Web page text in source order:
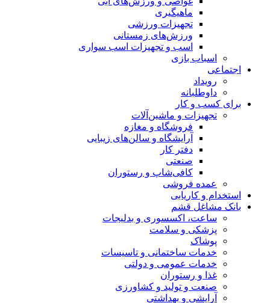
ماهیگیری
تجهیزات ورزشی
ورزش‌های زمستانی
اسب و تجهیزات اسب سواری
اسباب‌ بازی
اجتماعی
رویداد
داوطلبانه
برای کسب و کار
تجهیزات و ماشین‌آلات
فروشگاه و مغازه
آرایشگاه و سالن‌های زیبایی
دفتر کار
صنعتی
کافی‌شاپ و رستوران
عمده فروشی
استخدام و کاریابی
بانک مشاغل قشم
ساعت، اکسسوری و بدلیجات
پزشکی و سلامت
پوشاک
خدمات ساختمانی و تاسیسات
خدمات عمومی و دولتی
غذا و رستوران
صنعت و تولید و کشاورزی
آرایشی و بهداشتی